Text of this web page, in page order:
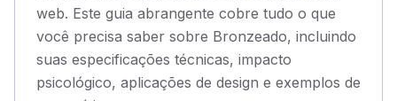
web. Este guia abrangente cobre tudo o que
você precisa saber sobre Bronzeado, incluindo
suas especificações técnicas, impacto
psicológico, aplicações de design e exemplos de